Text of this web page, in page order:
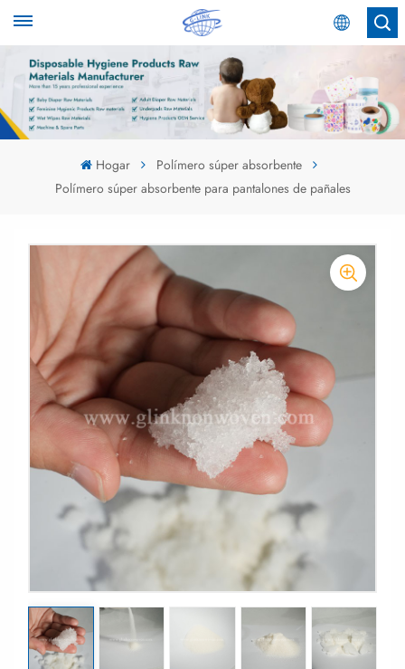
Español
English
عربي
Hogar
Polímero súper absorbente
Polímero súper absorbente para pantalones de pañales